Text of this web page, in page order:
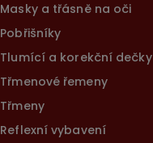
Masky a třásně na oči
Pobřišníky
Tlumící a korekční dečky
Třmenové řemeny
Třmeny
Reflexní vybavení